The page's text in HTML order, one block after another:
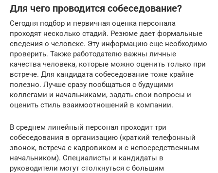
Для чего проводится собеседование?
Сегодня подбор и первичная оценка персонала
проходят несколько стадий. Резюме дает формальные
сведения о человеке. Эту информацию еще необходимо
проверить. Также работодателю важны личные
качества человека, которые можно оценить только при
встрече. Для кандидата собеседование тоже крайне
полезно. Лучше сразу пообщаться с будущими
коллегами и начальниками, задать свои вопросы и
оценить стиль взаимоотношений в компании.
В среднем линейный персонал проходит три
собеседования в организацию (краткий телефонный
звонок, встреча с кадровиком и с непосредственным
начальником). Специалисты и кандидаты в
руководители могут столкнуться с большим